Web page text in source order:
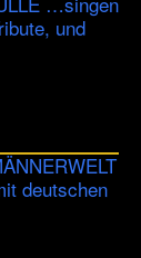
und
deutschen